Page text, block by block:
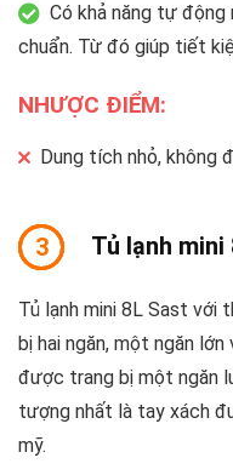
Có khả năng tự
chuẩn. Từ đó giúp tiết
NHƯỢC ĐIỂM:
Dung tích nhỏ, không
3 Tủ lạnh mini
Tủ lạnh mini 8L Sast với
bị hai ngăn, một ngăn
được trang bị một ngăn
tượng nhất là tay xách
mỹ.